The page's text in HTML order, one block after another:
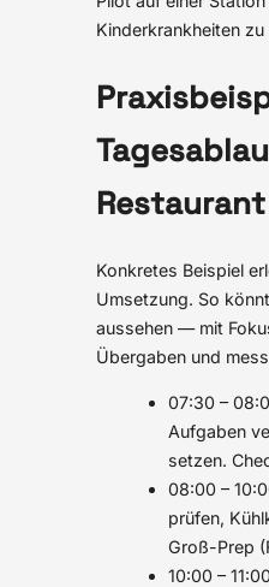
Kinderkrankheiten zu
Restaurant
Konkretes Beispiel
Umsetzung. So
aussehen — mit
Übergaben und
07:30 –
Aufgaben
setzen.
08:00 –
prüfen,
Groß-Prep
10:00 –